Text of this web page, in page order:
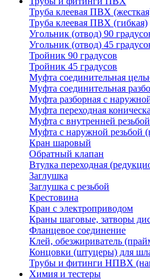
Труба клеевая ПВХ
Труба клеевая ПВХ (гибкая)
Угольник (отвод) 90
Угольник (отвод) 45
Тройник 90 градусов
Тройник 45 градусов
Муфта соединительная
Муфта соединительная
Муфта разборная с
Муфта переходная
Муфта с внутренней резьбой
Муфта с наружной резьбой
Кран шаровый
Обратный клапан
Втулка переходная
Заглушка
Заглушка с резьбой
Крестовина
Кран с электроприводом
Краны шаговые, затворы
Фланцевое соединение
Клей, обезжириватель
Концовки (штуцеры) для
Трубы и фитинги НПВХ
Химия и тестеры